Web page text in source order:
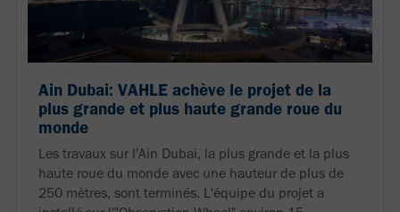
Ain Dubai: VAHLE achève le projet de la
plus grande et plus haute grande roue du
monde
Les travaux sur l'Ain Dubai, la plus grande et la plus
haute roue du monde avec une hauteur de plus de
250 mètres, sont terminés. L'équipe du projet a